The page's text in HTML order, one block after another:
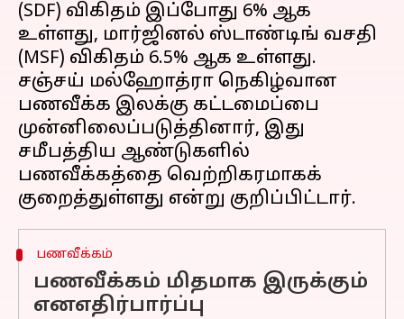
(SDF) விகிதம் இப்போது 6% ஆக
உள்ளது, மார்ஜினல் ஸ்டாண்டிங் வசதி
(MSF) விகிதம் 6.5% ஆக உள்ளது.
சஞ்சய் மல்ஹோத்ரா நெகிழ்வான
பணவீக்க இலக்கு கட்டமைப்பை
முன்னிலைப்படுத்தினார், இது
சமீபத்திய ஆண்டுகளில்
பணவீக்கத்தை வெற்றிகரமாகக்
பணவீக்கம்
பணவீக்கம் மிதமாக இருக்கும்
எனஎதிர்பார்ப்பு